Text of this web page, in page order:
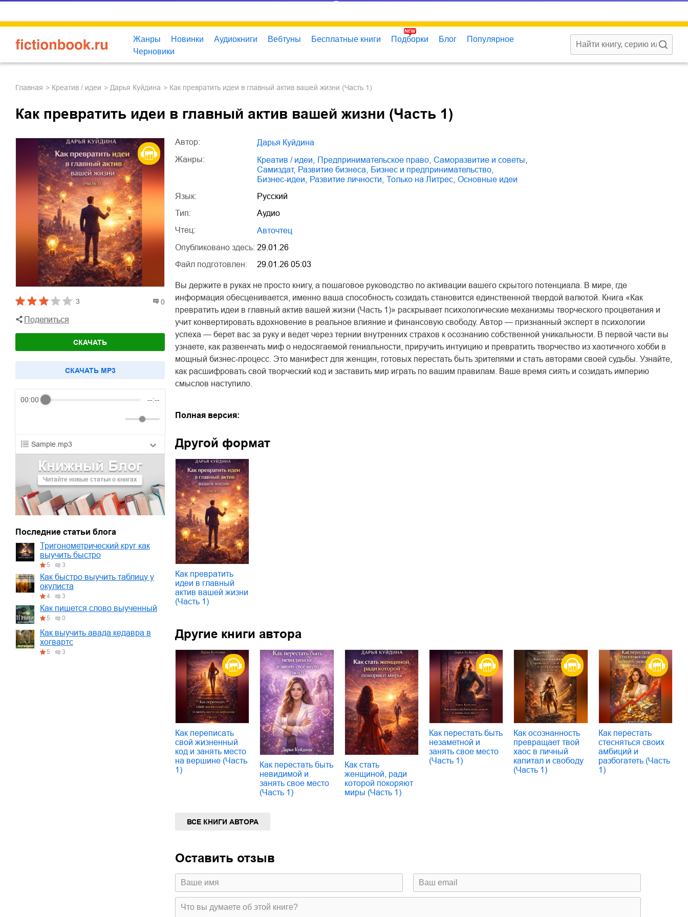
Жанры Новинки Аудиокниги Вебтуны Бесплатные книги Подборки Блог
Популярное
Черновики
Главная креатив / идеи Дарья Куйдина Как превратить идеи в главный актив вашей жизни (Часть 1)
Как превратить идеи в главный актив вашей жизни (Часть 1)
3 0
Поделиться
СКАЧАТЬ
CКАЧАТЬ MP3
00:00 --:--
Sample.mp3
01.mp3 30:10
02.mp3
03.mp3 20:00
Книжный Блог
Читайте новые статьи о книгах
Последние статьи блога
Тригонометрический круг как
выучить быстро
5 3
Как быстро выучить таблицу у
окулиста
4 3
Как пишется слово выученный
5 0
Как выучить авада кедавра в
хогвартс
5 3
Автор:
Дарья Куйдина
Жанры:
креатив / идеи предпринимательское право саморазвитие и советы
Самиздат, развитие бизнеса бизнес и предпринимательство
бизнес-идеи
развитие личности только на Литрес
основные идеи
Язык:
Русский
Тип:
Аудио
Чтец:
Авточтец
Опубликовано здесь: 29.01.26
Файл подготовлен:
29.01.26 05:03
Вы держите в руках не просто книгу, а пошаговое руководство по активации вашего скрытого потенциала. В мире, где
информация обесценивается, именно ваша способность созидать становится единственной твердой валютой. Книга «Как
превратить идеи в главный актив вашей жизни (Часть 1)» раскрывает психологические механизмы творческого процветания и
учит конвертировать вдохновение в реальное влияние и финансовую свободу. Автор — признанный эксперт в психологии
успеха — берет вас за руку и ведет через тернии внутренних страхов к осознанию собственной уникальности. В первой части вы
узнаете, как развенчать миф о недосягаемой гениальности, приручить интуицию и превратить творчество из хаотичного хобби в
мощный бизнес-процесс. Это манифест для женщин, готовых перестать быть зрителями и стать авторами своей судьбы. Узнайте,
как расшифровать свой творческий код и заставить мир играть по вашим правилам. Ваше время сиять и созидать империю
смыслов наступило.
Полная версия:
Другой формат
Как превратить
идеи в главный
актив вашей жизни
(Часть 1)
Другие книги автора
Как переписать
свой жизненный
код и занять место
на вершине (Часть
1)
Как перестать быть
невидимой и
занять свое место
(Часть 1)
Как стать
женщиной, ради
которой покоряют
миры (Часть 1)
Как перестать быть
незаметной и
занять свое место
(Часть 1)
Как осознанность
превращает твой
хаос в личный
капитал и свободу
(Часть 1)
Как перестать
стесняться своих
амбиций и
разбогатеть (Часть
1)
ВСЕ КНИГИ АВТОРА
Оставить отзыв